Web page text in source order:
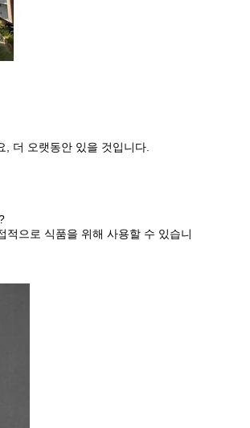
더 오랫동안 있을 것입니다.
으로 식품을 위해 사용할 수 있습니